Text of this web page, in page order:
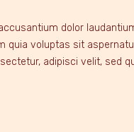
dolor
voluptas sit
adipisci velit, sed